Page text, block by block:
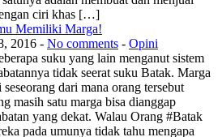
ciri khas […]
Memiliki Marga!
2016 - No comments - Opini
suku yang lain menganut sistem
tidak seerat suku Batak. Marga
dari mana orang tersebut
masih satu marga bisa dianggap
yang dekat. Walau Orang #Batak
pada umunya tidak tahu mengapa